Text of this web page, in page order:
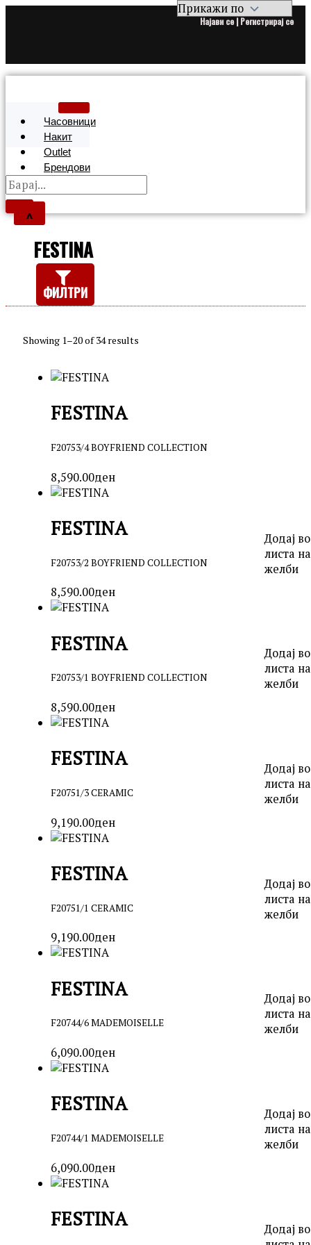
Најави се | Регистрирај се
Часовници
Накит
Outlet
Брендови
X
FESTINA
ФИЛТРИ
Showing 1–20 of 34 results
FESTINA
F20753/4 BOYFRIEND COLLECTION
8,590.00ден
Додај во
листа на
желби
FESTINA
F20753/2 BOYFRIEND COLLECTION
8,590.00ден
Додај во
листа на
желби
FESTINA
F20753/1 BOYFRIEND COLLECTION
8,590.00ден
Додај во
листа на
желби
FESTINA
F20751/3 CERAMIC
9,190.00ден
Додај во
листа на
желби
FESTINA
F20751/1 CERAMIC
9,190.00ден
Додај во
листа на
желби
FESTINA
F20744/6 MADEMOISELLE
6,090.00ден
Додај во
листа на
желби
FESTINA
F20744/1 MADEMOISELLE
6,090.00ден
Додај во
FESTINA